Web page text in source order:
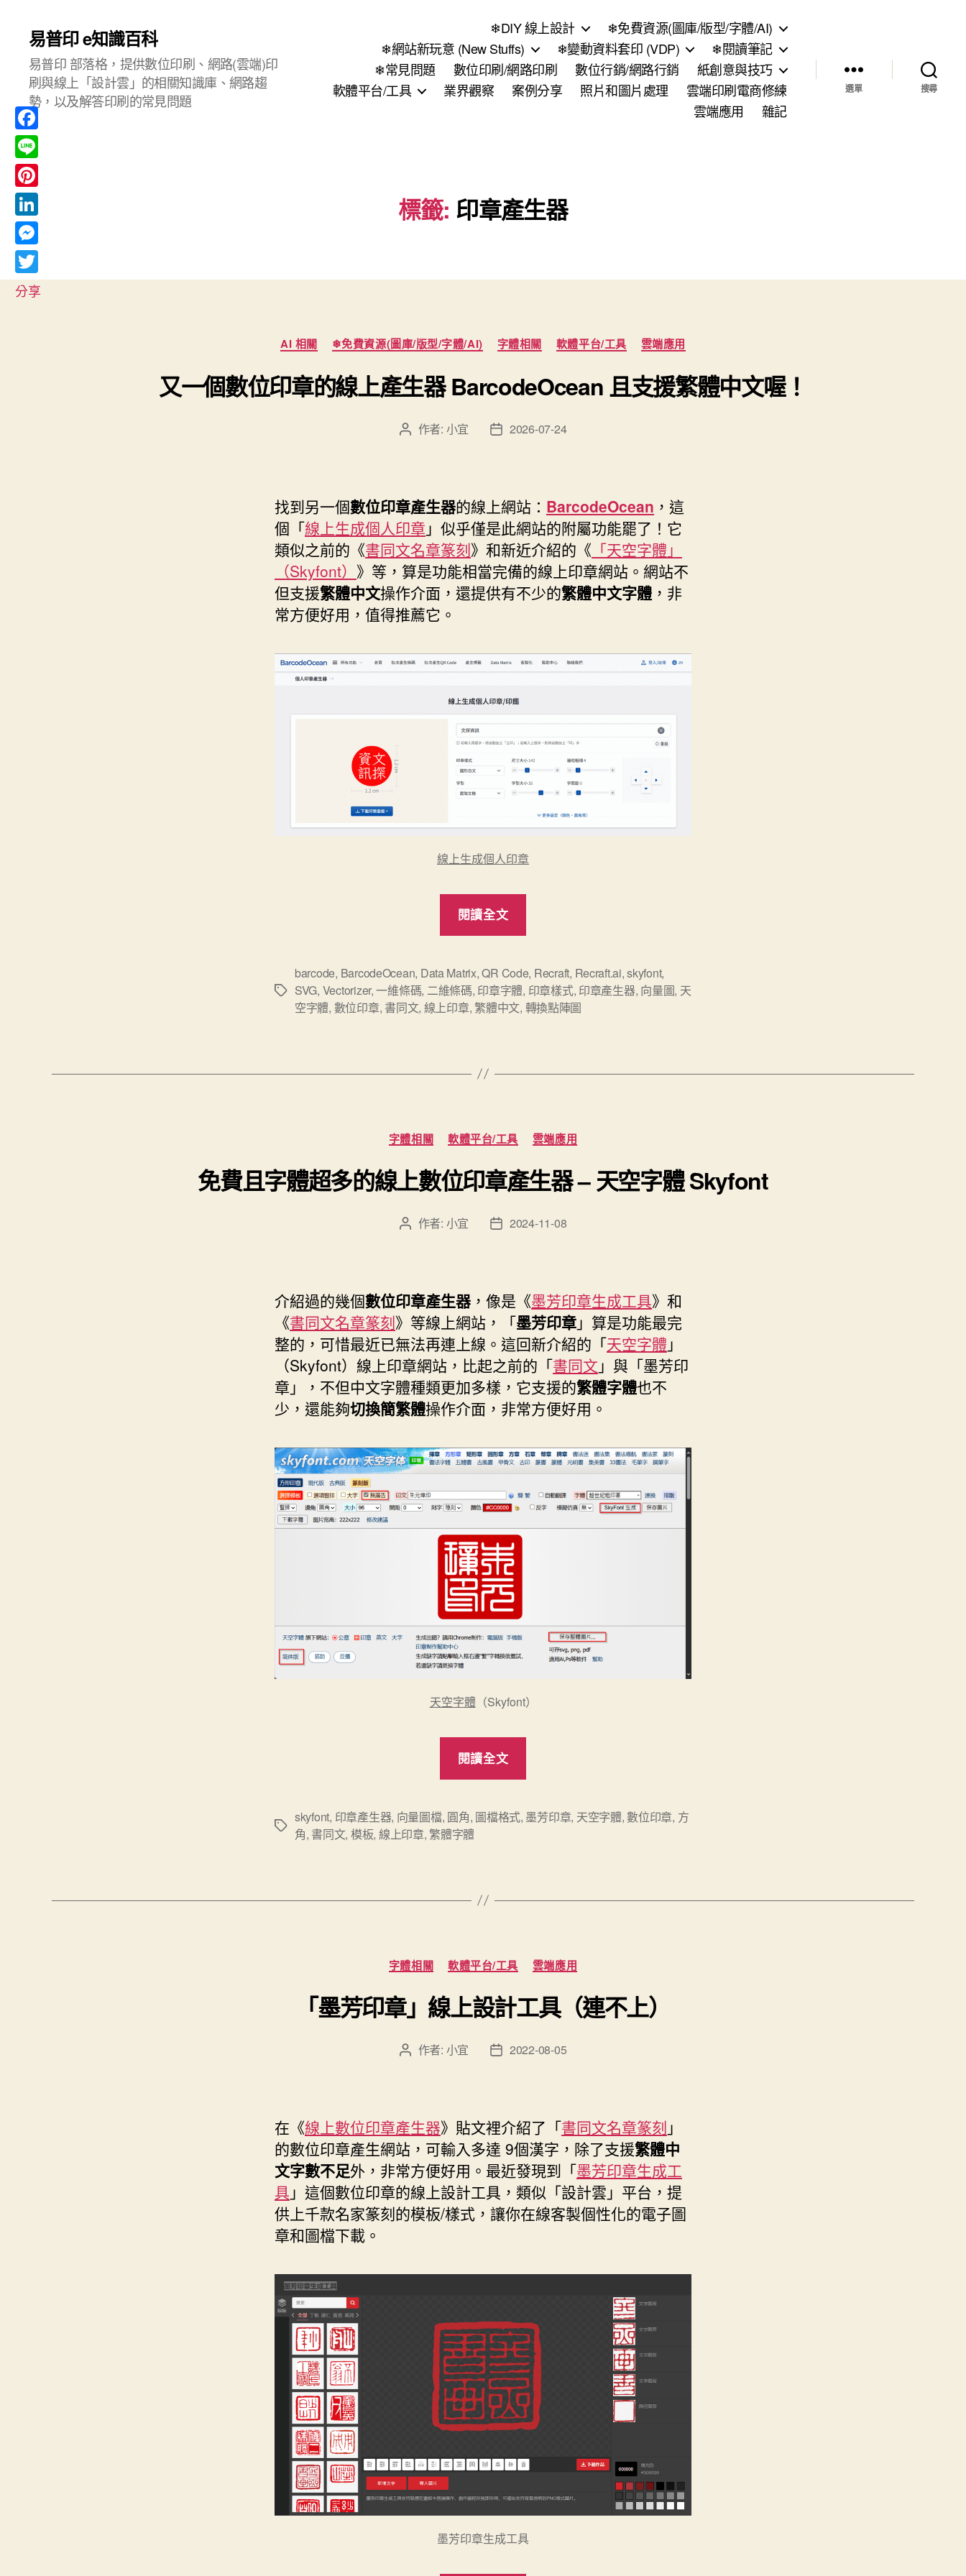
易普印 e知識百科
易普印 部落格，提供數位印刷、網路(雲端)印
刷與線上「設計雲」的相關知識庫、網路趨
勢，以及解答印刷的常見問題
❄DIY 線上設計
❄免費資源(圖庫/版型/字體/AI)
❄網站新玩意 (New Stuffs)
❄變動資料套印 (VDP)
❄閱讀筆記
❄常見問題
數位印刷/網路印刷 數位行銷/網路行銷
紙創意與技巧
軟體平台/工具
業界觀察 案例分享 照片和圖片處理
雲端印刷電商修練
雲端應用
雜記
選單 搜尋
標籤: 印章產生器
類
AI 相關 ❄免費資源(圖庫/版型/字體/AI) 字體相關 軟體平台/工具 雲端應用
又一個數位印章的線上產生器 BarcodeOcean 且支援繁體中文喔！
文 作者: 小宜
文
日
期
2026-07-24
找到另一個數位印章產生器的線上網站： BarcodeOcean ，這
個「線上生成個人印章 」似乎僅是此網站的附屬功能罷了！它
類似之前的《書同文名章篆刻》和新近介紹的《 「天空字體」
（Skyfont） 》等，算是功能相當完備的線上印章網站。網站不
但支援繁體中文操作介面，還提供有不少的繁體中文字體 ，非
常方便好用，值得推薦它。
線上生成個人印章
閱讀全文
數
位
印
生
器
BarcodeOcean
且
體
中
文
喔！”
標
barcode, BarcodeOcean, Data Matrix,QR Code, Recraft, Recraft.ai,skyfont,
SVG, Vectorizer,一維條碼, 二維條碼, 印章字體, 印章樣式, 印章產生器, 向量圖, 天
空字體, 數位印章, 書同文, 線上印章,繁體中文, 轉換點陣圖
分
類
字體相關 軟體平台/工具 雲端應用
免費且字體超多的線上數位印章產生器 – 天空字體 Skyfont
文 作者: 小宜
文
日
期
2024-11-08
介紹過的幾個數位印章產生器 ，像是《墨芳印章生成工具》和
《書同文名章篆刻》等線上網站，「墨芳印章」算是功能最完
整的，可惜最近已無法再連上線。這回新介紹的「天空字體 」
（Skyfont）線上印章網站，比起之前的「書同文 」與「墨芳印
章」，不但中文字體種類更加多樣，它支援的繁體字體也不
少，還能夠切換簡繁體操作介面，非常方便好用。
天空字體 （Skyfont）
閱讀全文
字
的
數
位
印
產
–
天
空
字
體
標
skyfont, 印章產生器, 向量圖檔, 圓角, 圖檔格式, 墨芳印章, 天空字體,數位印章, 方
角, 書同文, 模板, 線上印章,繁體字體
分
類
字體相關 軟體平台/工具 雲端應用
「墨芳印章」線上設計工具（連不上）
文 作者: 小宜
文
日
期
2022-08-05
在《線上數位印章產生器》貼文裡介紹了「書同文名章篆刻 」
的數位印章產生網站，可輸入多達 9個漢字，除了支援繁體中
文字數不足外，非常方便好用。最近發現到「墨芳印章生成工
具 」這個數位印章的線上設計工具，類似「設計雲」平台，提
供上千款名家篆刻的模板/樣式，讓你在線客製個性化的電子圖
章和圖檔下載。
墨芳印章生成工具
F
a
c
e
b
o
o
k
L
i
n
e
P
i
n
t
e
L
i
n
k
M
e
s
T
分享